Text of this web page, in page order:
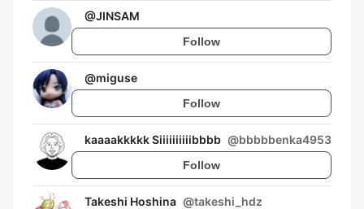
@JINSAM
Follow
@miguse
Follow
kaaaakkkkk Siiiiiiiiiibbbb @bbbbbenka4953
Follow
Takeshi Hoshina @takeshi_hdz